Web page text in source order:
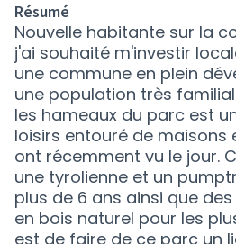
Résumé
Nouvelle habitante sur la
j'ai souhaité m'investir
une commune en plein
une population très
les hameaux du parc est
loisirs entouré de maisons
ont récemment vu le jour.
une tyrolienne et un
plus de 6 ans ainsi que
en bois naturel pour les
est de faire de ce parc un